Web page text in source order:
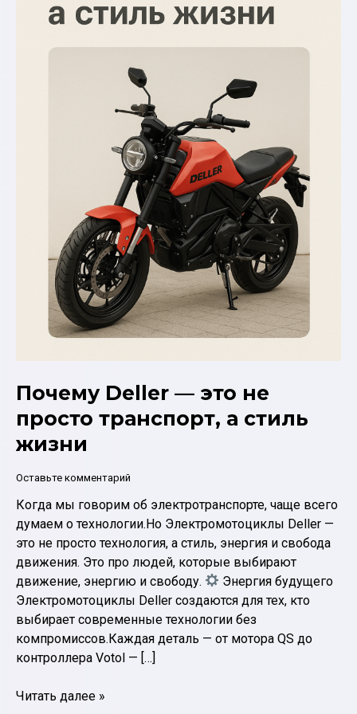
Почему Deller — это не
просто транспорт, а стиль
жизни
Оставьте комментарий
Когда мы говорим об электротранспорте, чаще всего
думаем о технологии.Но Электромотоциклы Deller —
это не просто технология, а стиль, энергия и свобода
движения. Это про людей, которые выбирают
движение, энергию и свободу.
Энергия будущего
Электромотоциклы Deller создаются для тех, кто
выбирает современные технологии без
компромиссов.Каждая деталь — от мотора QS до
контроллера Votol — […]
Почему
Читать далее »